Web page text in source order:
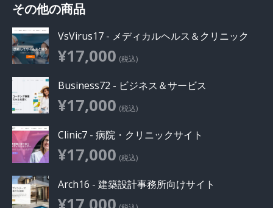
その他の商品
VsVirus17 - メディカルヘルス＆クリニック
¥17,000 (税込)
Business72 - ビジネス＆サービス
¥17,000 (税込)
Clinic7 - 病院・クリニックサイト
¥17,000 (税込)
Arch16 - 建築設計事務所向けサイト